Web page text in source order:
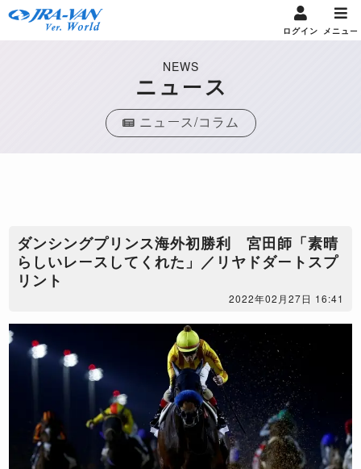
ログイン メニュー
NEWS
ニュース
ニュース/コラム
ダンシングプリンス海外初勝利 宮田師「素晴
らしいレースしてくれた」／リヤドダートスプ
リント
2022年02月27日 16:41